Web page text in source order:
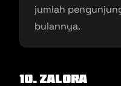
jumlah
bulannya.
10. Zalora